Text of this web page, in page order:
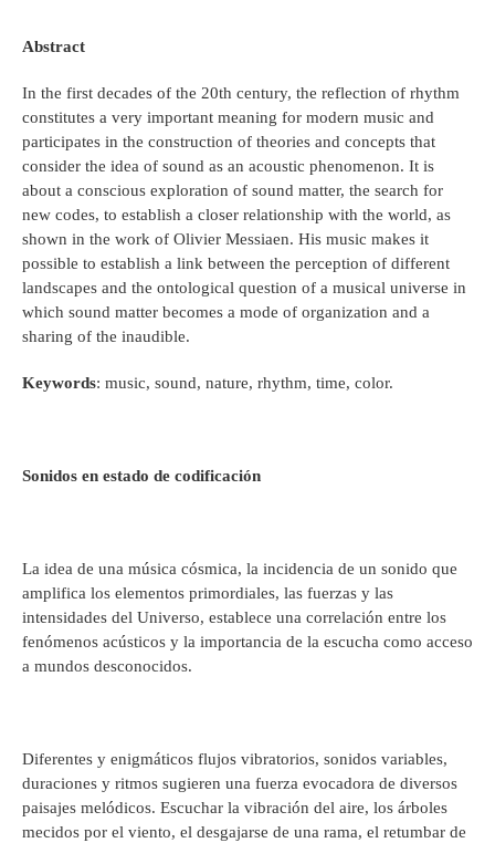
Abstract
In the first decades of the 20th century, the reflection of rhythm
constitutes a very important meaning for modern music and
participates in the construction of theories and concepts that
consider the idea of ​​sound as an acoustic phenomenon. It is
about a conscious exploration of sound matter, the search for
new codes, to establish a closer relationship with the world, as
shown in the work of Olivier Messiaen. His music makes it
possible to establish a link between the perception of different
landscapes and the ontological question of a musical universe in
which sound matter becomes a mode of organization and a
sharing of the inaudible.
Keywords: music, sound, nature, rhythm, time, color.
Sonidos en estado de codificación
La idea de una música cósmica, la incidencia de un sonido que
amplifica los elementos primordiales, las fuerzas y las
intensidades del Universo, establece una correlación entre los
fenómenos acústicos y la importancia de la escucha como acceso
a mundos desconocidos.
Diferentes y enigmáticos flujos vibratorios, sonidos variables,
duraciones y ritmos sugieren una fuerza evocadora de diversos
paisajes melódicos. Escuchar la vibración del aire, los árboles
mecidos por el viento, el desgajarse de una rama, el retumbar de